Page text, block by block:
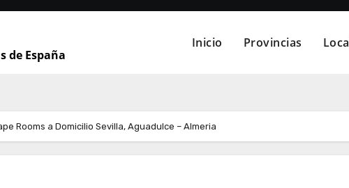
de España
Inicio Provincias
Rooms a Domicilio Sevilla, Aguadulce – Almeria